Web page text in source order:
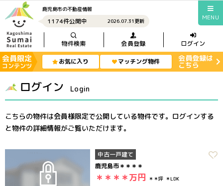
鹿児島市の不動産情報
1174件公開中 2026.07.31更新 MENU
物件検索 会員登録 ログイン
会員限定
コンテンツ
お気に入り マッチング物件 会員登録は
こちら
ログイン Login
こちらの物件は会員様限定で公開している物件です。ログインする
と物件の詳細情報がご覧いただけます。
中古一戸建て
鹿児島市＊＊＊＊
＊＊＊＊万円 ＊＊坪 ＊LDK